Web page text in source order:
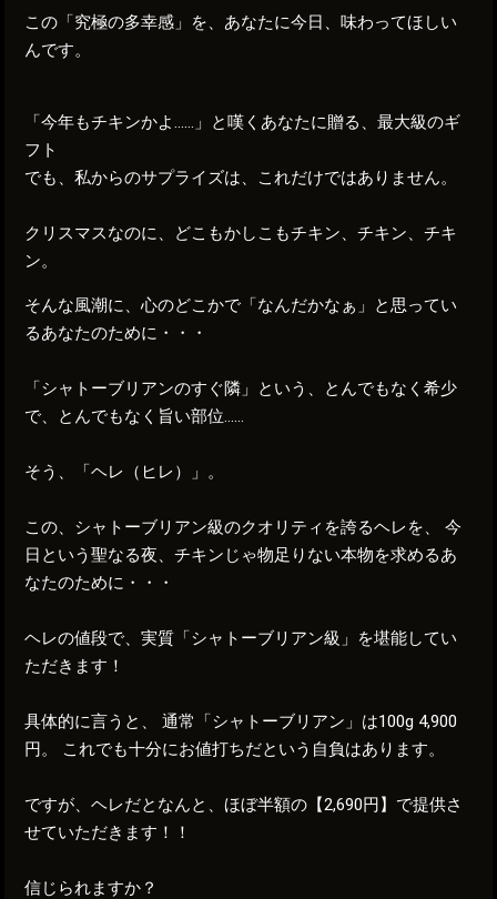
この「究極の多幸感」を 、あなたに今日、味わってほしい
んです。
「今年もチキンかよ……」と嘆くあなたに贈る、最大級のギ
フト
でも、私からのサプライズは、これだけではありません。
クリスマスなのに、どこもかしこもチキン、チキン、チキ
ン。
そんな風潮に、心のどこかで「なんだかなぁ」と思ってい
るあなたのために・・・
「シャトーブリアンのすぐ隣」という、とんでもなく希少
で、とんでもなく旨い部位……
そう、「ヘレ（ヒレ）」。
この、シャトーブリアン級のクオリティを誇るヘレを、 今
日という聖なる夜、チキンじゃ物足りない本物を求めるあ
なたのために・・・
ヘレの値段で、実質「シャトーブリアン級」を堪能してい
ただきます！
具体的に言うと、 通常「シャトーブリアン」は100g 4,900
円。 これでも十分にお値打ちだという自負はあります。
ですが、ヘレだとなんと、ほぼ半額の【2,690円】で提供さ
せていただきます！！
信じられますか？